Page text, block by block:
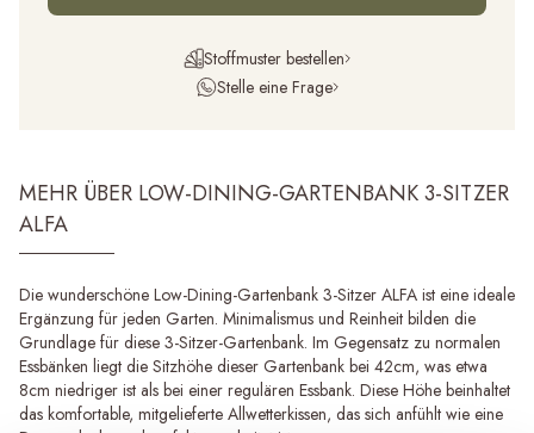
Stoffmuster bestellen
Stelle eine Frage
MEHR ÜBER LOW-DINING-GARTENBANK 3-SITZER
ALFA
Die wunderschöne Low-Dining-Gartenbank 3-Sitzer ALFA ist eine ideale
Ergänzung für jeden Garten. Minimalismus und Reinheit bilden die
Grundlage für diese 3-Sitzer-Gartenbank. Im Gegensatz zu normalen
Essbänken liegt die Sitzhöhe dieser Gartenbank bei 42cm, was etwa
8cm niedriger ist als bei einer regulären Essbank. Diese Höhe beinhaltet
das komfortable, mitgelieferte Allwetterkissen, das sich anfühlt wie eine